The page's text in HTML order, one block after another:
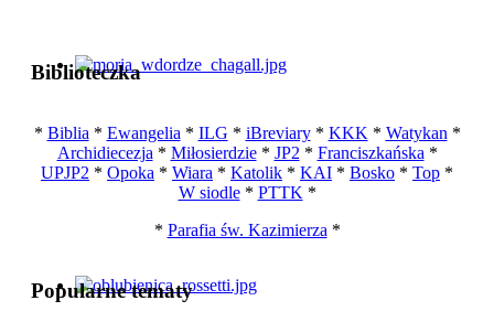
Biblioteczka
* Biblia * Ewangelia * ILG * iBreviary* KKK * Watykan *
Archidiecezja * Miłosierdzie* JP2 * Franciszkańska *
UPJP2 * Opoka * Wiara * Katolik * KAI * Bosko * Top *
W siodle* PTTK *
* Parafia św. Kazimierza *
Popularne tematy